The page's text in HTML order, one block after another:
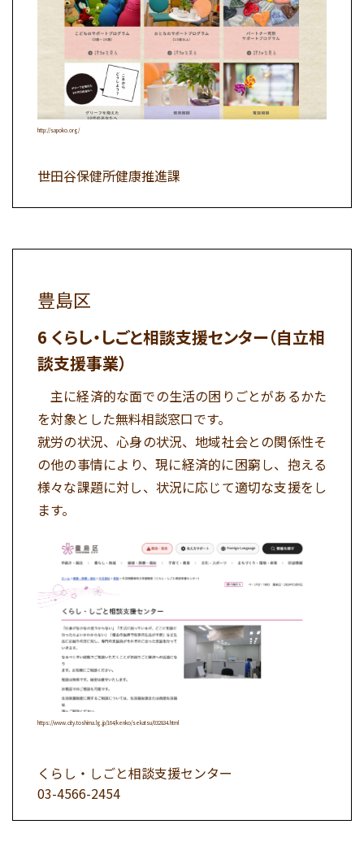
http://sapoko.org/
世田谷保健所健康推進課
豊島区
くらし・しごと相談支援センター（自立相
談支援事業）
主に経済的な面での生活の困りごとがあるかた
を対象とした無料相談窓口です。
就労の状況、心身の状況、地域社会との関係性そ
の他の事情により、現に経済的に困窮し、抱える
様々な課題に対し、状況に応じて適切な支援をし
ます。
https://www.city.toshima.lg.jp/164/kenko/sekatsu/032834.html
くらし・しごと相談支援センター
03-4566-2454